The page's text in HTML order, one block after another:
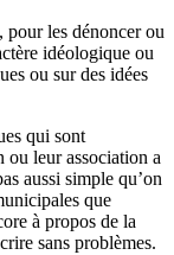
pour les dénoncer ou
idéologique ou
ou sur des idées
qui sont
ou leur association a
aussi simple qu’on
que
à propos de la
sans problèmes.